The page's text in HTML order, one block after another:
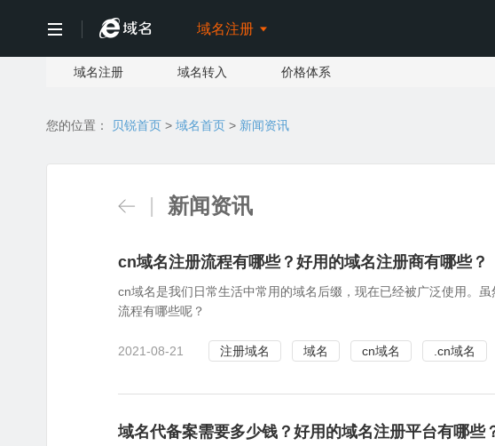
域名注册 
域名注册 域名转入 价格体系
您的位置： 贝锐首页 > 域名首页 > 新闻资讯
| 新闻资讯
cn域名注册流程有哪些？好用的域名注册商有哪些？
cn域名是我们日常生活中常用的域名后缀，现在已经被广泛使用。
流程有哪些呢？
2021-08-21 注册域名 域名 cn域名 .cn域名
域名代备案需要多少钱？好用的域名注册平台有哪些